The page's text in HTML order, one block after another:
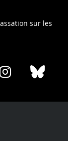
sur les
Share
Instagram